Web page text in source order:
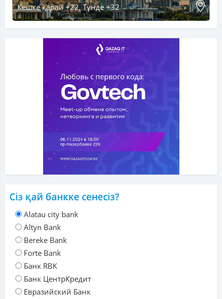
Кешке қарай +22, Түнде +32
Сіз қай банкке сенесіз?
Alatau city bank
Altyn Bank
Bereke Bank
Forte Bank
Банк RBK
Банк ЦентрКредит
Евразийский Банк